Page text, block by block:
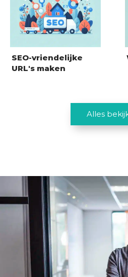
SEO-vriendelijke
URL's maken
Alles